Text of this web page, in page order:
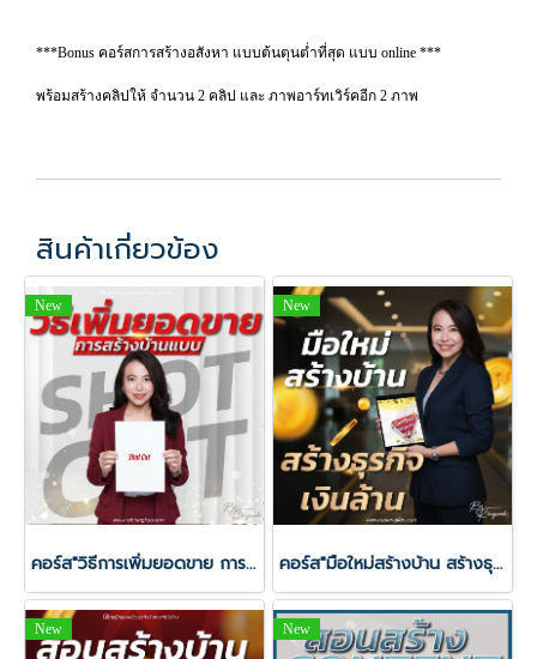
***Bonus คอร์สการสร้างอสังหา แบบต้นตุนต่ำที่สุด แบบ online ***
พร้อมสร้างคลิปให้ จำนวน 2 คลิป และ ภาพอาร์ทเวิร์คอีก 2 ภาพ
สินค้าเกี่ยวข้อง
New
คอร์ส"วิธีการเพิ่มยอดขาย การสร้างบ้านแบบ Shot Cut"
New
คอร์ส"มือใหม่สร้างบ้าน สร้างธุรกิจ เงินล้าน"
New New